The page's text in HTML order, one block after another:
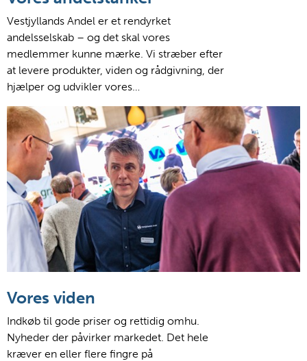
Vestjyllands Andel er et rendyrket
andelsselskab – og det skal vores
medlemmer kunne mærke. Vi stræber efter
at levere produkter, viden og rådgivning, der
hjælper og udvikler vores…
Vores viden
Indkøb til gode priser og rettidig omhu.
Nyheder der påvirker markedet. Det hele
kræver en eller flere fingre på